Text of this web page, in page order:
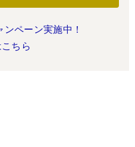
ペーン実施中！
ちら